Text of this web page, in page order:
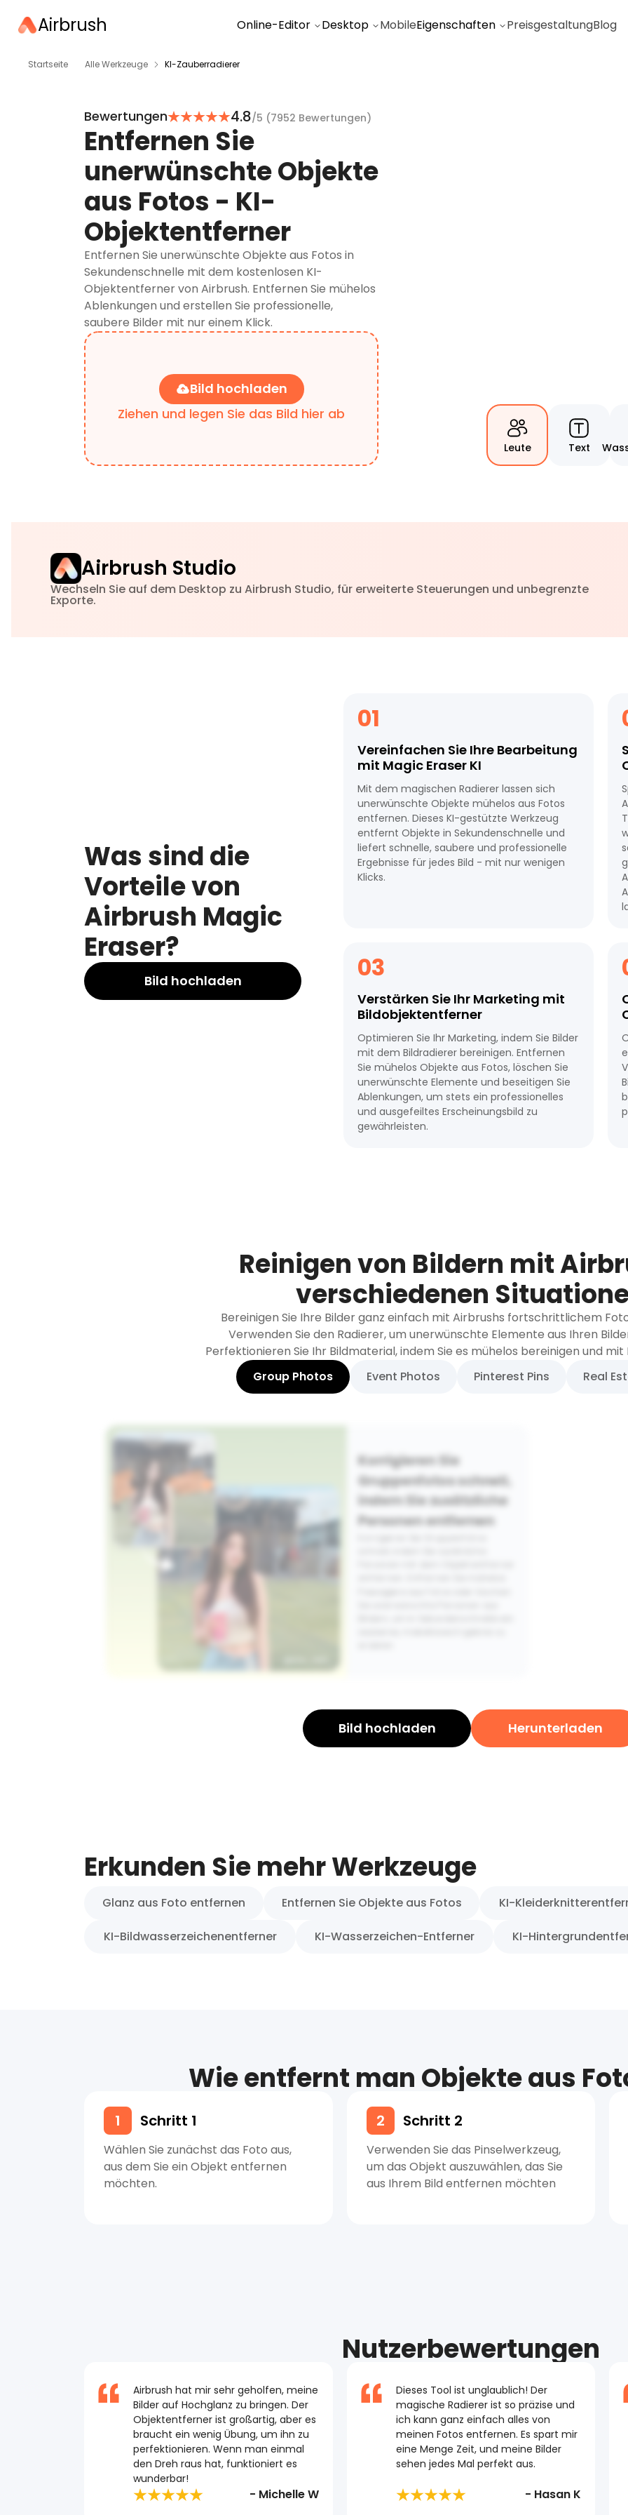
Airbrush Online-Editor Desktop MobileEigenschaften PreisgestaltungBlog
Startseite Alle Werkzeuge KI-Zauberradierer
Bewertungen 4.8/5 (7952 Bewertungen)
Entfernen Sie
unerwünschte Objekte
aus Fotos - KI-
Objektentferner
Entfernen Sie unerwünschte Objekte aus Fotos in
Sekundenschnelle mit dem kostenlosen KI-
Objektentferner von Airbrush. Entfernen Sie mühelos
Ablenkungen und erstellen Sie professionelle,
saubere Bilder mit nur einem Klick.
Bild hochladen
Ziehen und legen Sie das Bild hier ab
Leute Text
Airbrush Studio
Wechseln Sie auf dem Desktop zu Airbrush Studio, für erweiterte Steuerungen und unbegrenzte
Exporte.
Was sind die
Vorteile von
Airbrush Magic
Eraser?
Bild hochladen
01
Vereinfachen Sie Ihre Bearbeitung
mit Magic Eraser KI
Mit dem magischen Radierer lassen sich
unerwünschte Objekte mühelos aus Fotos
entfernen. Dieses KI-gestützte Werkzeug
entfernt Objekte in Sekundenschnelle und
liefert schnelle, saubere und professionelle
Ergebnisse für jedes Bild - mit nur wenigen
Klicks.
03
Verstärken Sie Ihr Marketing mit
Bildobjektentferner
Optimieren Sie Ihr Marketing, indem Sie Bilder
mit dem Bildradierer bereinigen. Entfernen
Sie mühelos Objekte aus Fotos, löschen Sie
unerwünschte Elemente und beseitigen Sie
Ablenkungen, um stets ein professionelles
und ausgefeiltes Erscheinungsbild zu
gewährleisten.
Reinigen von Bildern mit
verschiedenen
Bereinigen Sie Ihre Bilder ganz einfach mit Airbrushs fortschrittlichem
Verwenden Sie den Radierer, um unerwünschte Elemente aus Ihren
Perfektionieren Sie Ihr Bildmaterial, indem Sie es mühelos bereinigen und mit
Group Photos
Event Photos Pinterest Pins Real
Korrigieren Sie
Gruppenfotos schnell,
indem Sie zusätzliche
Personen entfernen
Bild hochladen Herunterladen
Erkunden Sie mehr Werkzeuge
Glanz aus Foto entfernen Entfernen Sie Objekte aus Fotos KI-
KI-Bildwasserzeichenentferner KI-Wasserzeichen-Entferner KI-
Wie entfernt man Objekte aus
1 Schritt 1
Wählen Sie zunächst das Foto aus,
aus dem Sie ein Objekt entfernen
möchten.
2 Schritt 2
Verwenden Sie das Pinselwerkzeug,
um das Objekt auszuwählen, das Sie
aus Ihrem Bild entfernen möchten
Nutzerbewertungen
Airbrush hat mir sehr geholfen, meine
Bilder auf Hochglanz zu bringen. Der
Objektentferner ist großartig, aber es
braucht ein wenig Übung, um ihn zu
perfektionieren. Wenn man einmal
den Dreh raus hat, funktioniert es
wunderbar!
- Michelle W
Dieses Tool ist unglaublich! Der
magische Radierer ist so präzise und
ich kann ganz einfach alles von
meinen Fotos entfernen. Es spart mir
eine Menge Zeit, und meine Bilder
sehen jedes Mal perfekt aus.
- Hasan K